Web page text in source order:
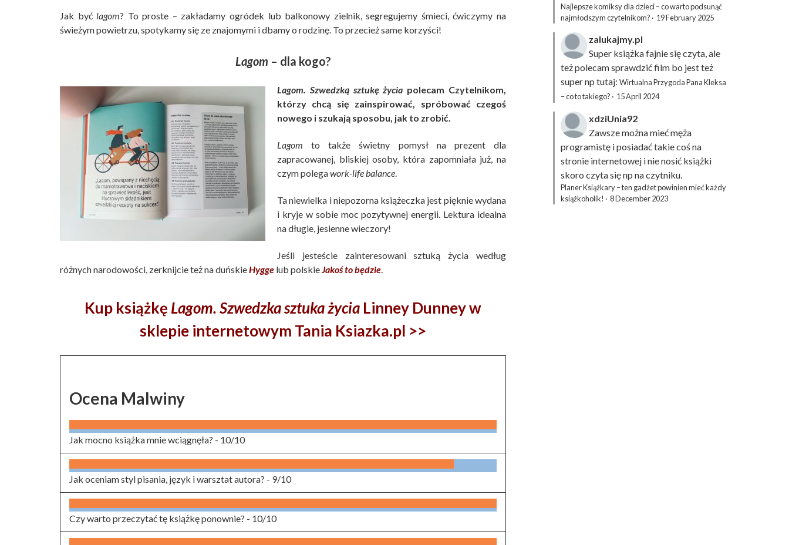
Jak być lagom? To proste – zakładamy ogródek lub balkonowy zielnik, segregujemy śmieci, ćwiczymy na
świeżym powietrzu, spotykamy się ze znajomymi i dbamy o rodzinę. To przecież same korzyści!
Lagom – dla kogo?
Lagom. Szwedzką sztukę życia polecam Czytelnikom,
którzy chcą się zainspirować, spróbować czegoś
nowego i szukają sposobu, jak to zrobić.
Lagom to także świetny pomysł na prezent dla
zapracowanej, bliskiej osoby, która zapomniała już, na
czym polegawork-life balance.
Ta niewielka i niepozorna książeczka jest pięknie wydana
i kryje w sobie moc pozytywnej energii. Lektura idealna
na długie, jesienne wieczory!
Jeśli jesteście zainteresowani sztuką życia według
różnych narodowości, zerknijcie też na duńskieHygge lub polskieJakoś to będzie.
Kup książkę Lagom. Szwedzka sztuka życia Linney Dunney w
sklepie internetowym Tania Ksiazka.pl >>
Ocena Malwiny
Jak mocno książka mnie wciągnęła? - 10/10
Jak oceniam styl pisania, język i warsztat autora? - 9/10
Czy warto przeczytać tę książkę ponownie? - 10/10
Najlepsze komiksy dla dzieci – co warto podsunąć
najmłodszym czytelnikom? · 19 February 2025
zalukajmy.pl
Super książka fajnie się czyta, ale
też polecam sprawdzić film bo jest też
super np tutaj: Wirtualna Przygoda Pana Kleksa
– co to takiego? · 15 April 2024
xdziUnia92
Zawsze można mieć męża
programistę i posiadać takie coś na
stronie internetowej i nie nosić książki
skoro czyta się np na czytniku.
Planer Książkary – ten gadżet powinien mieć każdy
książkoholik! · 8 December 2023